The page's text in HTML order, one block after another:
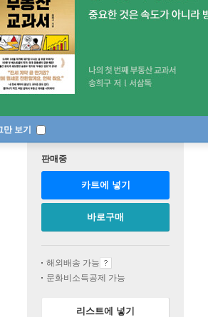
만 보기
출제기관 독점제공
1주
판매중
카트에 넣기
바로구매
해외배송 가능
문화비소득공제 가능
리스트에 넣기